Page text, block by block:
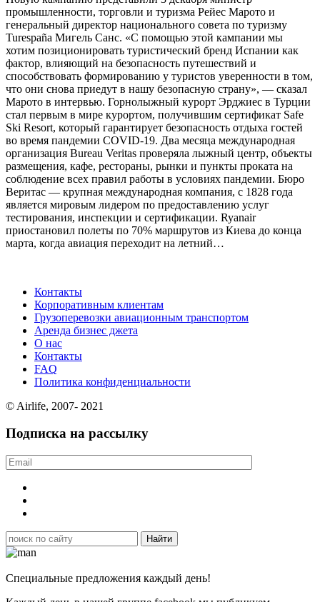
промышленности, торговли и туризма Рейес Марото и
генеральный директор национального совета по туризму
Turespaña Мигель Санс. «С помощью этой кампании мы
хотим позиционировать туристический бренд Испании как
фактор, влияющий на безопасность путешествий и
способствовать формированию у туристов уверенности в том,
что они снова приедут в нашу безопасную страну», — сказал
Марото в интервью. Горнолыжный курорт Эрджиес в Турции
стал первым в мире курортом, получившим сертификат Safe
Ski Resort, который гарантирует безопасность отдыха гостей
во время пандемии COVID-19. Два месяца международная
организация Bureau Veritas проверяла лыжный центр, объекты
размещения, кафе, рестораны, рынки и пункты проката на
соблюдение всех правил работы в условиях пандемии. Бюро
Веритас — крупная международная компания, с 1828 года
является мировым лидером по предоставлению услуг
тестирования, инспекции и сертификации. Ryanair
приостановил полеты по 70% маршрутов из Киева до конца
марта, когда авиация переходит на летний…
Контакты
Корпоративным клиентам
Грузоперевозки авиационным транспортом
Аренда бизнес джета
О нас
Контакты
FAQ
Политика конфиденциальности
© Airlife, 2007- 2021
Подписка на рассылку
Специальные предложения каждый день!